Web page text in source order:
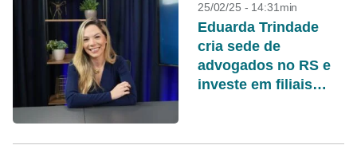
25/02/25 - 14:31min
Eduarda Trindade
cria sede de
advogados no RS e
investe em filiais